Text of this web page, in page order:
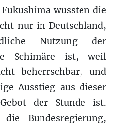
wussten die
nur in Deutschland,
Nutzung der
Schimäre ist, weil
beherrschbar, und
Ausstieg aus dieser
der Stunde ist.
Bundesregierung,